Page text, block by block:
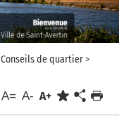
Conseils de quartier>
A= A- A+